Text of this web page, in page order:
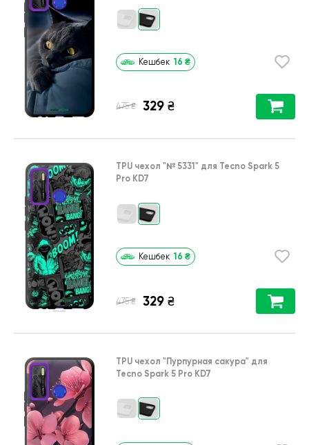
Кешбек 16 ₴
475 ₴ 329 ₴
TPU чехол "№ 5331" для Tecno Spark 5
Pro KD7
Кешбек 16 ₴
475 ₴ 329 ₴
TPU чехол "Пурпурная сакура" для
Tecno Spark 5 Pro KD7